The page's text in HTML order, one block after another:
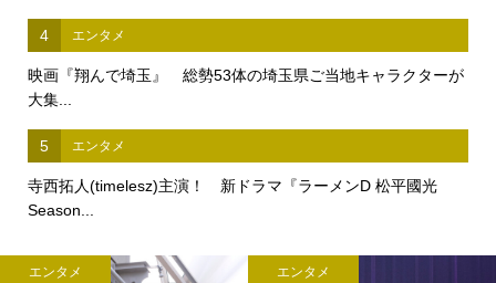
4 エンタメ
映画『翔んで埼玉』 総勢53体の埼玉県ご当地キャラクターが
大集...
5 エンタメ
寺西拓人(timelesz)主演！ 新ドラマ『ラーメンD 松平國光
Season...
エンタメ エンタメ